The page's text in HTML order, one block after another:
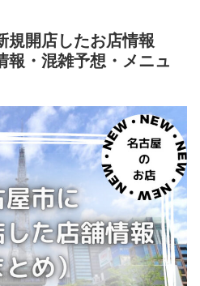
規開店したお店情報
報・混雑予想・メニュ